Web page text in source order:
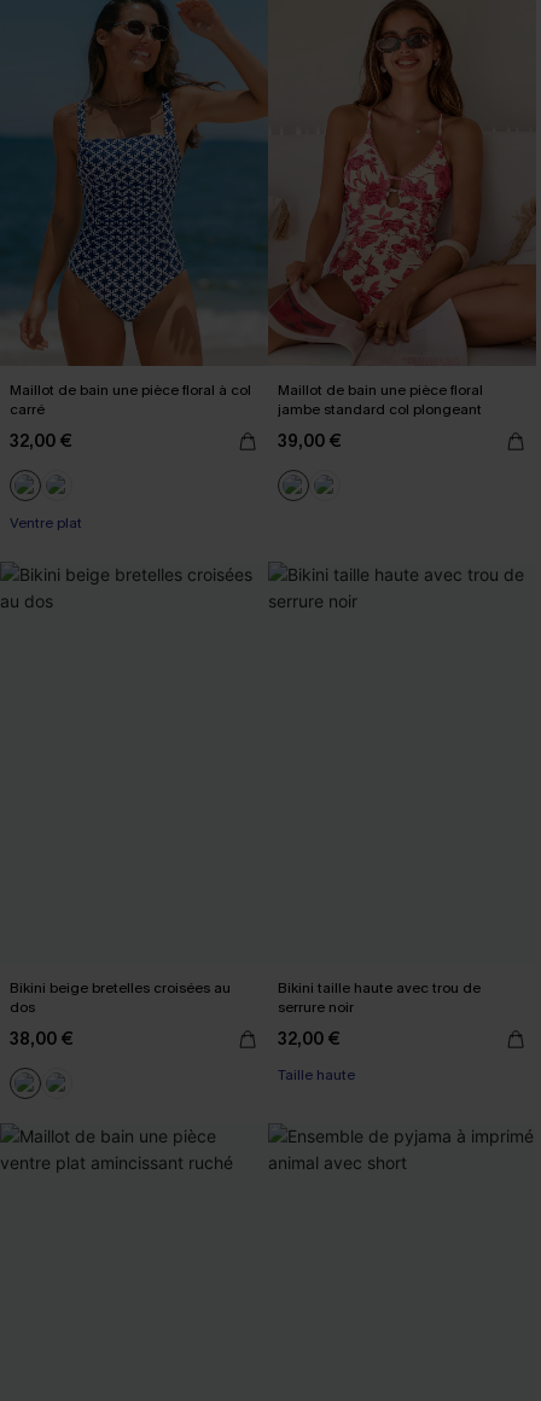
Maillot de bain une pièce floral à col
carré
32,00 €
Ventre plat
Maillot de bain une pièce floral
jambe standard col plongeant
39,00 €
Bikini beige bretelles croisées au
dos
38,00 €
Bikini taille haute avec trou de
serrure noir
32,00 €
Taille haute